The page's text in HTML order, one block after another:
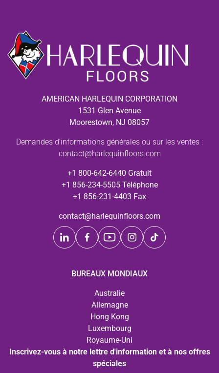
AMERICAN HARLEQUIN CORPORATION
1531 Glen Avenue
Moorestown, NJ 08057
Demandes d’informations générales ou sur les ventes :
contact@harlequinfloors.com
+1 800-642-6440 Gratuit
+1 856-234-5505 Téléphone
+1 856-231-4403 Fax
contact@harlequinfloors.com
BUREAUX MONDIAUX
Australie
Allemagne
Hong Kong
Luxembourg
Royaume-Uni
Inscrivez-vous à notre lettre d'information et à nos offres
spéciales